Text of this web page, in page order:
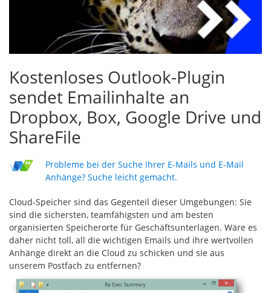
Kostenloses Outlook-Plugin
sendet Emailinhalte an
Dropbox, Box, Google Drive und
ShareFile
Probleme bei der Suche Ihrer E-Mails und E-Mail
Anhänge? Suche leicht gemacht.
Cloud-Speicher sind das Gegenteil dieser Umgebungen: Sie
sind die sichersten, teamfähigsten und am besten
organisierten Speicherorte für Geschäftsunterlagen. Wäre es
daher nicht toll, all die wichtigen Emails und ihre wertvollen
Anhänge direkt an die Cloud zu schicken und sie aus
unserem Postfach zu entfernen?